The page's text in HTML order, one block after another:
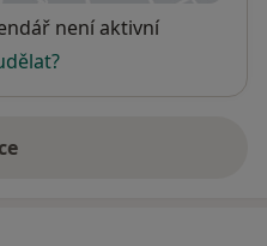
není aktivní
o adrese